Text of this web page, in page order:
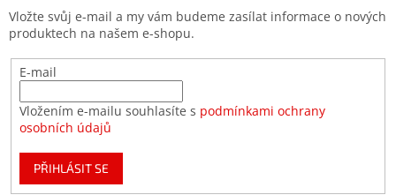
Vložte svůj e-mail a my vám budeme zasílat informace o nových
produktech na našem e-shopu.
E-mail
Vložením e-mailu souhlasíte s podmínkami ochrany
osobních údajů
PŘIHLÁSIT SE